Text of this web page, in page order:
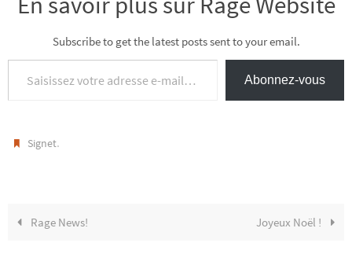
Subscribe to get the latest posts sent to your email.
Saisissez votre adresse e-mail…
Abonnez-vous
Signet.
Rage News! Joyeux Noël !